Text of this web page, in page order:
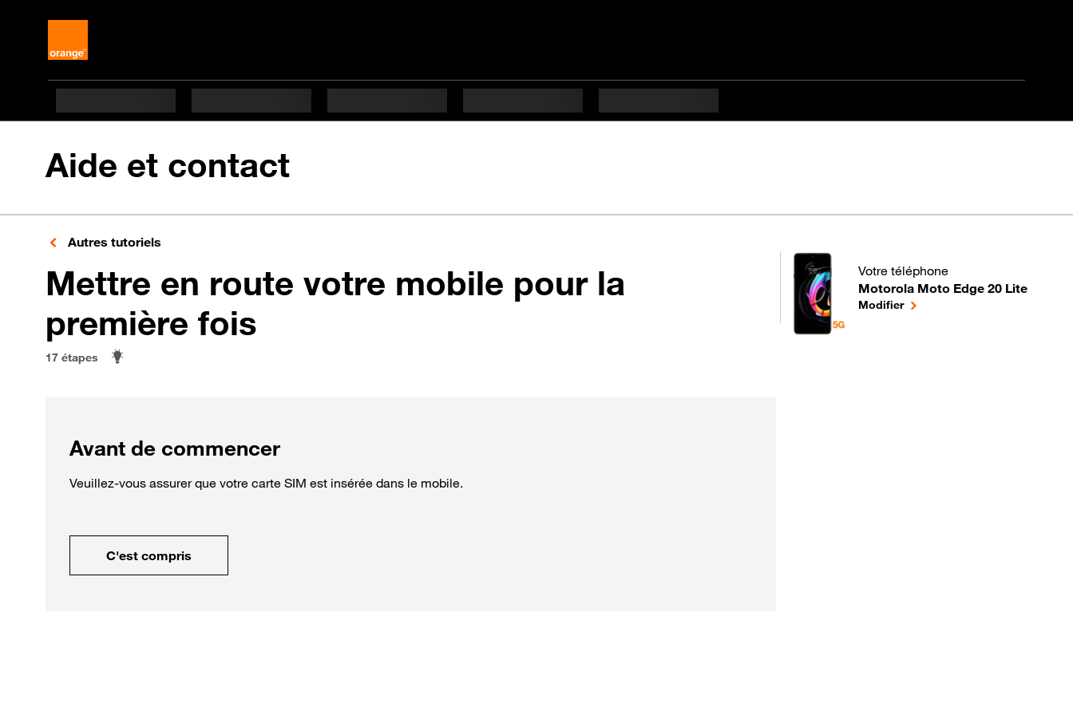
Aide et contact
Autres tutoriels
Mettre en route votre mobile pour la
première fois
17 étapes
Votre téléphone
Motorola Moto Edge 20 Lite
pour votre Motorola Moto Edge 20 Lite
Modifierle téléphone sélectionné
Avant de commencer
Veuillez-vous assurer que votre carte SIM est insérée dans le mobile.
C'est compris